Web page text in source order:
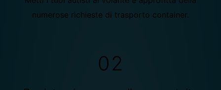
numerose richieste di trasporto container.
02